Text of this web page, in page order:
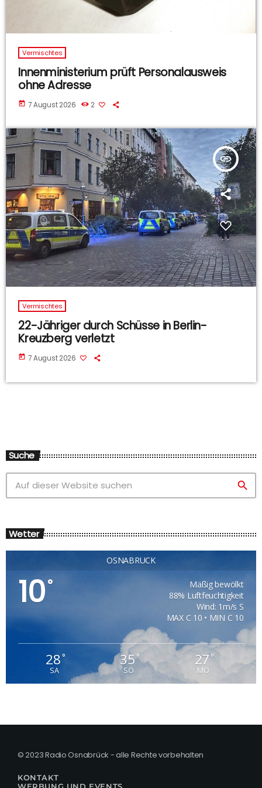
Vermischtes
Innenministerium prüft Personalausweis
ohne Adresse
today 7 August 2026 2
insert_link
Vermischtes
22-Jähriger durch Schüsse in Berlin-
Kreuzberg verletzt
today 7 August 2026
Suche
search
Wetter
OSNABRÜCK
10°
Mäßig bewölkt
88% Luftfeuchtigkeit
Wind: 1m/s S
MAX C 10 • MIN C 10
28°
SA
35°
SO
27°
MO
© 2023 Radio Osnabrück - alle Rechte vorbehalten
KONTAKT
WERBUNG UND EVENTS